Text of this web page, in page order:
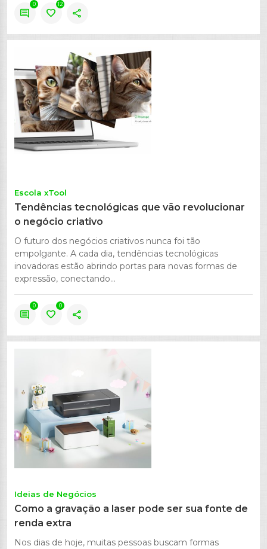
comment
0
favorite
12
share
Escola xTool
Tendências tecnológicas que vão revolucionar
o negócio criativo
O futuro dos negócios criativos nunca foi tão
empolgante. A cada dia, tendências tecnológicas
inovadoras estão abrindo portas para novas formas de
expressão, conectando...
comment
0
favorite
0
share
Ideias de Negócios
Como a gravação a laser pode ser sua fonte de
renda extra
Nos dias de hoje, muitas pessoas buscam formas